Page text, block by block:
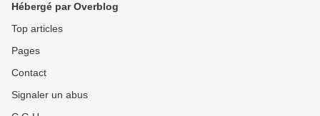
Hébergé par Overblog
Top articles
Pages
Contact
Signaler un abus